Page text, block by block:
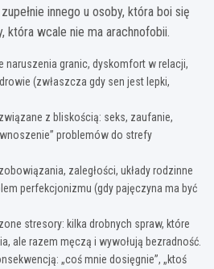
innego u osoby, która boi się
która wcale nie ma arachnofobii.
naruszenia granic, dyskomfort w relacji,
(zwłaszcza gdy sen jest lepki,
z bliskością: seks, zaufanie,
problemów do strefy
zaległości, układy rodzinne
perfekcjonizmu (gdy pajęczyna ma być
stresory: kilka drobnych spraw, które
ale razem męczą i wywołują bezradność.
„coś mnie dosięgnie”, „ktoś